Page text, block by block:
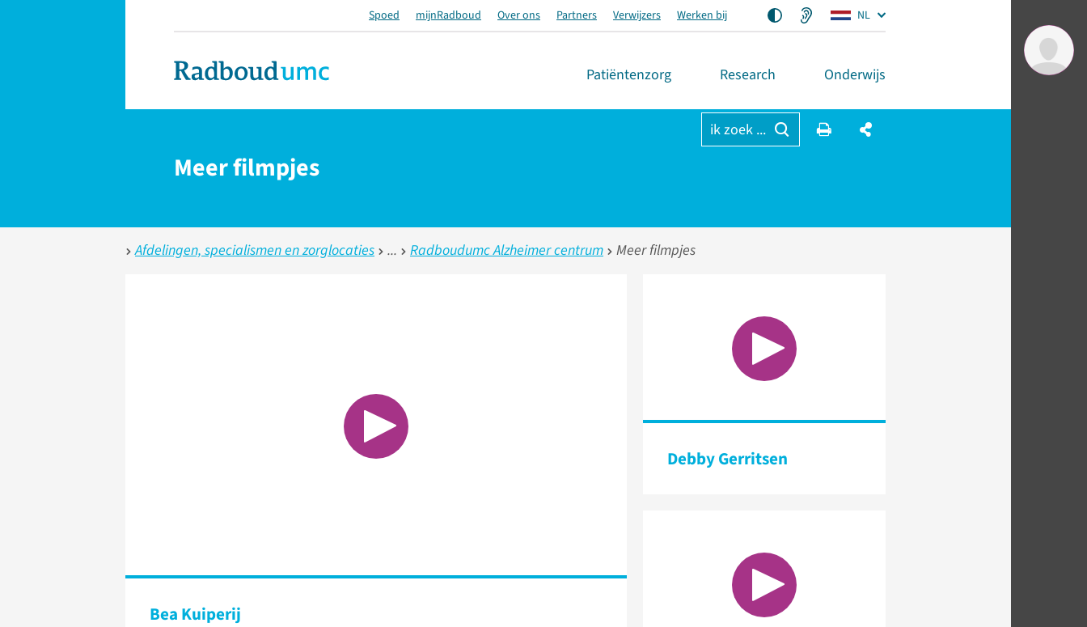
Spoed mijnRadboud Over ons Partners Verwijzers Werken bij NL
Patiëntenzorg Research Onderwijs
ik zoek ...
Meer filmpjes
Afdelingen, specialismen en zorglocaties Radboudumc Alzheimer centrum Meer filmpjes
Bea Kuiperij
Debby Gerritsen